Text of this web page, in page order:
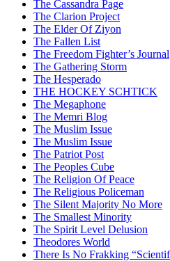
The Cassandra Page
The Clarion Project
The Elder Of Ziyon
The Fallen List
The Freedom Fighter’s Journal
The Gathering Storm
The Hesperado
THE HOCKEY SCHTICK
The Megaphone
The Memri Blog
The Muslim Issue
The Muslim Issue
The Patriot Post
The Peoples Cube
The Religion Of Peace
The Religious Policeman
The Silent Majority No More
The Smallest Minority
The Spirit Level Delusion
Theodores World
There Is No Frakking